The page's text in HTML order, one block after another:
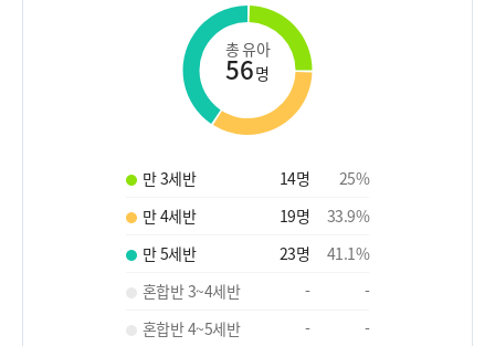
총 유아
56명
만 3세반 14명 25%
만 4세반
19명 33.9%
만 5세반
23명 41.1%
혼합반 3~4세반
-
-
혼합반 4~5세반
-
-